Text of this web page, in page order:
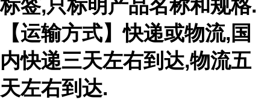
标签,只标明产品名称和规格.
【运输方式】快递或物流,国
内快递三天左右到达,物流五
天左右到达.